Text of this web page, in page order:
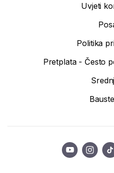
Uvjeti
Politika
Pretplata - Često